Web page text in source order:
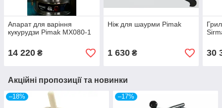
Апарат для варіння
кукурудзи Pimak МХ080-1
14 220 ₴
Ніж для шаурми Pimak
1 630₴ 30
Акційні пропозиції та новинки
–18% –17%